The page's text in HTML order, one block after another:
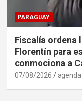
PARAGUAY
Fiscalía ordena
Florentín para
conmociona a
07/08/2026 agenda